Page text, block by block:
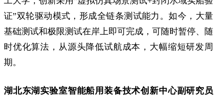
证”双轮驱动模式，形成全链条测试能力。如今，大量
基础测试和极限测试在岸上即可完成，可随时暂停、随
时优化算法，从源头降低试航成本，大幅缩短研发周
期。
湖北东湖实验室智能船用装备技术创新中心副研究员